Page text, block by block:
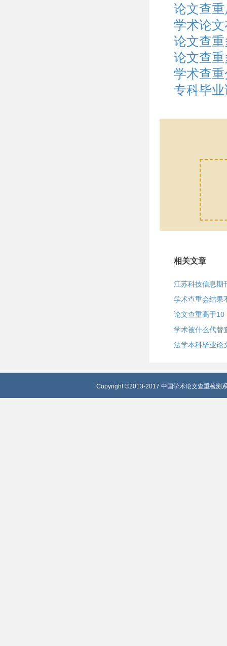
论文查
学术论
论文查
论文查
学术查
专科毕
相关文章
江苏科技信息期
学术查重会结果
论文查重高于10
学术被什么代替
法学本科毕业论
Copyright ©2013-2017 中国学术论文查重检